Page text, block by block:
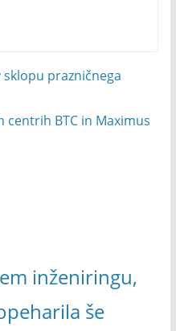
sklopu prazničnega
centrih BTC in Maximus
inženiringu,
še